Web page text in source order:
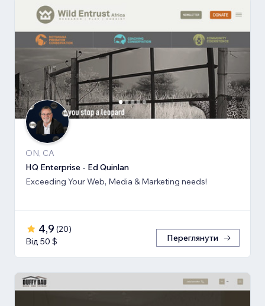
ON, CA
HQ Enterprise - Ed Quinlan
Exceeding Your Web, Media & Marketing needs!
4,9 (20)
Від 50 $
Переглянути